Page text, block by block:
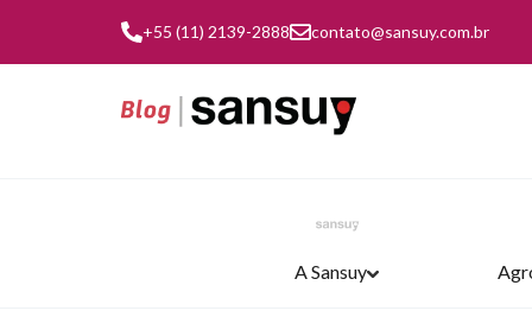
+55 (11) 2139-2888 contato@sansuy.com.br
A Sansuy